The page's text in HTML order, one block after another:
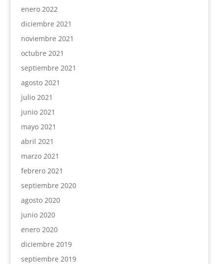
enero 2022
diciembre 2021
noviembre 2021
octubre 2021
septiembre 2021
agosto 2021
julio 2021
junio 2021
mayo 2021
abril 2021
marzo 2021
febrero 2021
septiembre 2020
agosto 2020
junio 2020
enero 2020
diciembre 2019
septiembre 2019